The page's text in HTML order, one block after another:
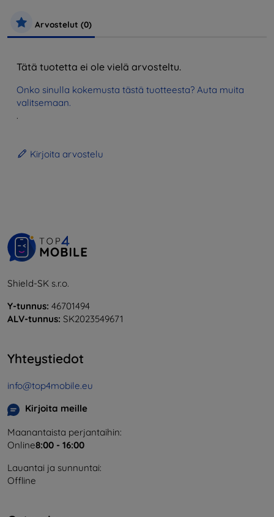
Arvostelut (0)
Tätä tuotetta ei ole vielä arvosteltu.
Onko sinulla kokemusta tästä tuotteesta? Auta muita
valitsemaan.
.
Kirjoita arvostelu
Shield-SK s.r.o.
Y-tunnus: 46701494
ALV-tunnus: SK2023549671
Yhteystiedot
info@top4mobile.eu
Kirjoita meille
Maanantaista perjantaihin:
Online8:00 - 16:00
Lauantai ja sunnuntai:
Offline